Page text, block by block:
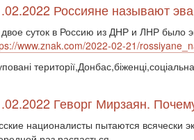
Россияне называют
суток в Россию из ДНР и ЛНР было
www.znak.com/2022-02-21/
Геворг Мирзаян.
националисты пытаются всячески